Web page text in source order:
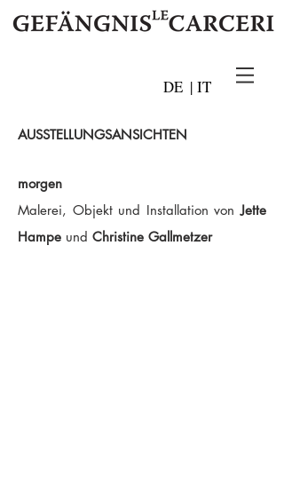
DE | IT
AUSSTELLUNGSANSICHTEN
morgen
Malerei, Objekt und Installation vonJette
Hampe und Christine Gallmetzer